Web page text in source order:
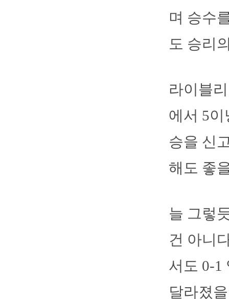
며 승수
도 승리
라이블
에서 5
승을 신
해도 좋
늘 그렇
건 아니
서도 0-1
달라졌